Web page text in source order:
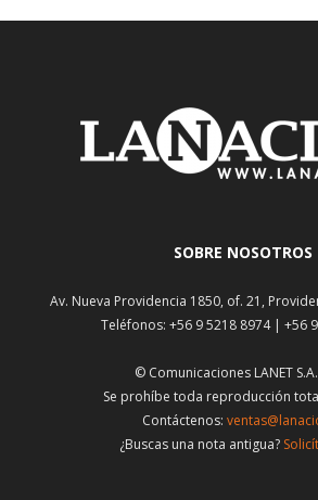
SOBRE NOSOTROS
Av. Nueva Providencia 1850, of. 21,
Teléfonos: +56 9 5218 8974 | +56
© Comunicaciones LANET
Se prohíbe toda reproducción
Contáctenos:
¿Buscas una nota antigua?